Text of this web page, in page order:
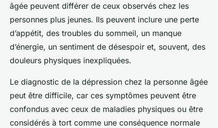
âgée peuvent différer de ceux observés chez les
personnes plus jeunes. Ils peuvent inclure une perte
d’appétit, des troubles du sommeil, un manque
d’énergie, un sentiment de désespoir et, souvent, des
douleurs physiques inexpliquées.
Le diagnostic de la dépression chez la personne âgée
peut être difficile, car ces symptômes peuvent être
confondus avec ceux de maladies physiques ou être
considérés à tort comme une conséquence normale